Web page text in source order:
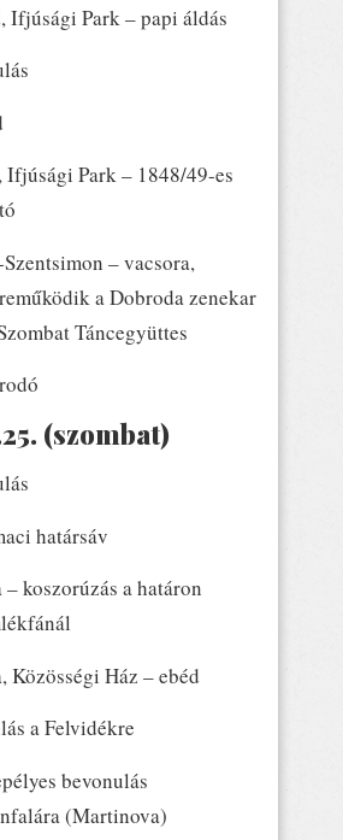
Ifjúsági Park – papi áldás
Ifjúsági Park – 1848/49-es
– vacsora,
a Dobroda zenekar
Táncegyüttes
(szombat)
határsáv
– koszorúzás a határon
Közösségi Ház – ebéd
a Felvidékre
bevonulás
(Martinova)